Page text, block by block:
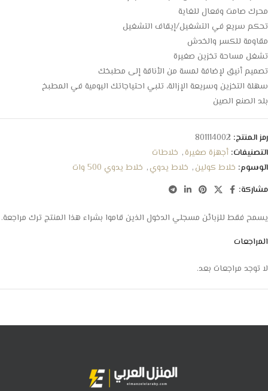
محرك صامت وفعال للغاية
تحكم سريع في التشغيل/إيقاف التشغيل
مقاومة للكسر والخدش
تشغل مساحة تخزين صغيرة
تصميم أنيق لإضافة لمسة من الأناقة إلى مطبخك
سهلة التخزين وسريعة الإزالة، تلبي احتياجاتك اليومية في المطبخ
بلد الصنع الصين
رمز المنتج: 801114002
التصنيفات: أجهزة صغيرة, خلاطات
الوسوم: خلاط كولين, خلاط يدوي, خلاط يدوي 500 وات
مشاركة:
المراجعات
لا توجد مراجعات بعد.
يسمح فقط للزبائن مسجلي الدخول الذين قاموا بشراء هذا المنتج ترك مراجعة.